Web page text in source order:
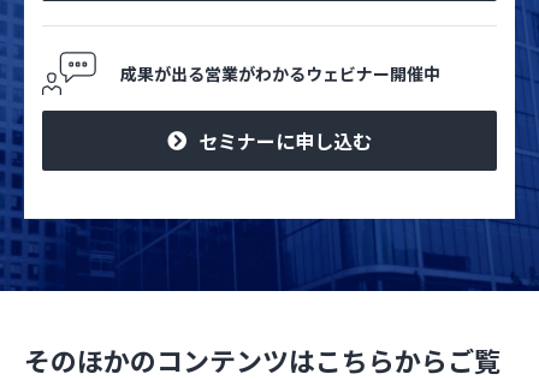
成果が出る営業がわかるウェビナー開催中
セミナーに申し込む
そのほかのコンテンツはこちらからご覧